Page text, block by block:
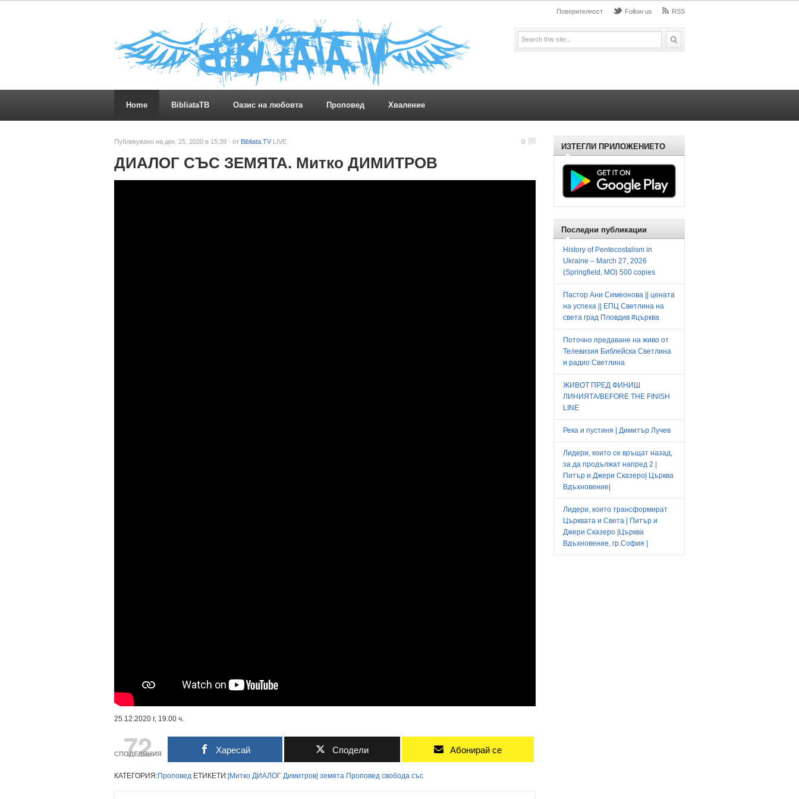
Поверителност Follow us RSS
Home BibliataTB Оазис на любовта Проповед Хваление
Публикувано на дек. 25, 2020 в 15:39 · от Bibliata.TV LIVE 0
ДИАЛОГ СЪС ЗЕМЯТА. Митко ДИМИТРОВ
25.12.2020 г, 19.00 ч.
72
СПОДЕЛЯНИЯ Харесай Сподели Абонирай се
КАТЕГОРИЯ:Проповед ЕТИКЕТИ:|Митко ДИАЛОГ Димитров| земята Проповед свобода със
ИЗТЕГЛИ ПРИЛОЖЕНИЕТО
Последни публикации
History of Pentecostalism in
Ukraine – March 27, 2026
(Springfield, MO) 500 copies
Пастор Ани Симеонова || цената
на успеха || ЕПЦ Светлина на
света град Пловдив #църква
Поточно предаване на живо от
Телевизия Библейска Светлина
и радио Светлина
ЖИВОТ ПРЕД ФИНИШ
ЛИНИЯТА/BEFORE THE FINISH
LINE
Река и пустиня | Димитър Лучев
Лидери, които се връщат назад,
за да продължат напред 2 |
Питър и Джери Сказеро| Църква
Вдъхновение|
Лидери, които трансформират
Църквата и Света | Питър и
Джери Сказеро |Църква
Вдъхновение, гр.София |